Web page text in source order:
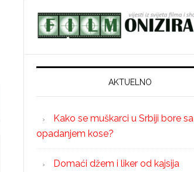
AKTUELNO
Kako se muškarci u Srbiji bore sa
opadanjem kose?
Domaći džem i liker od kajsija